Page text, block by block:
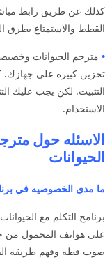
كذلك عن طريق رابط
القطط والاستمتاع بطرق
• مترجم الحيوانات
تخزين كبيره على جهازك.
التثبيت. لكن يجب عليك
الاستخدام.
الحيوانات
ما مدى الخصوصيه في
برنامج التكلم مع
على هواتف المحمول من
صوت قطه وفهم طريقه